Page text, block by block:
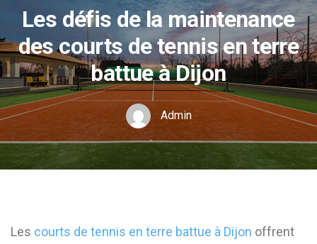
Les défis de la maintenance
des courts de tennis en terre
battue à Dijon
Admin
Les courts de tennis en terre battue à Dijon offrent